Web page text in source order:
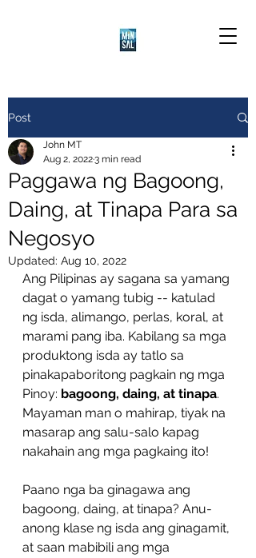
Post
Paggawa ng Bagoong,
Daing, at Tinapa Para sa
Negosyo
John MT
Aug 2, 20223 min read
Updated: Aug 10, 2022
Ang Pilipinas ay sagana sa yamang
dagat o yamang tubig -- katulad
ng isda, alimango, perlas, koral, at
marami pang iba. Kabilang sa mga
produktong isda ay tatlo sa
pinakapaboritong pagkain ng mga
Pinoy: bagoong, daing, at tinapa.
Mayaman man o mahirap, tiyak na
masarap ang salu-salo kapag
nakahain ang mga pagkaing ito!
Paano nga ba ginagawa ang
bagoong, daing, at tinapa? Anu-
anong klase ng isda ang ginagamit,
at saan mabibili ang mga